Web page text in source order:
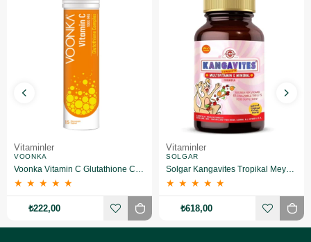
Vitaminler
VOONKA
★ ★ ★ ★ ★
₺222,00
Vitaminler
SOLGAR
★ ★ ★ ★ ★
₺618,00